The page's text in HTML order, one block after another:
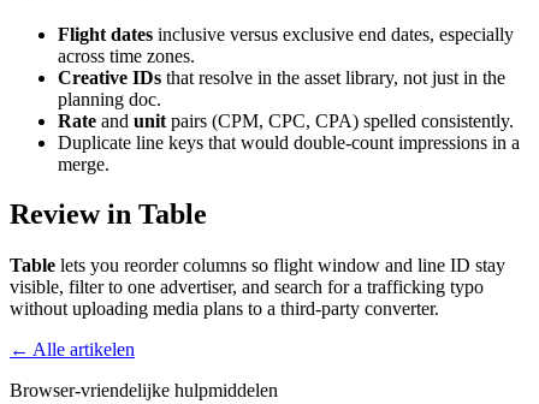
Flight dates inclusive versus exclusive end dates, especially
across time zones.
Creative IDs that resolve in the asset library, not just in the
planning doc.
Rate and unit pairs (CPM, CPC, CPA) spelled consistently.
Duplicate line keys that would double-count impressions in a
merge.
Review in Table
Table lets you reorder columns so flight window and line ID stay
visible, filter to one advertiser, and search for a trafficking typo
without uploading media plans to a third-party converter.
← Alle artikelen
Browser-vriendelijke hulpmiddelen